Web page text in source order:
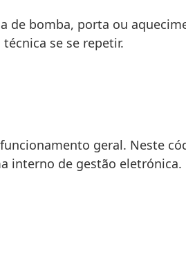
de bomba, porta ou
se se repetir.
geral. Neste
interno de gestão eletrónica.